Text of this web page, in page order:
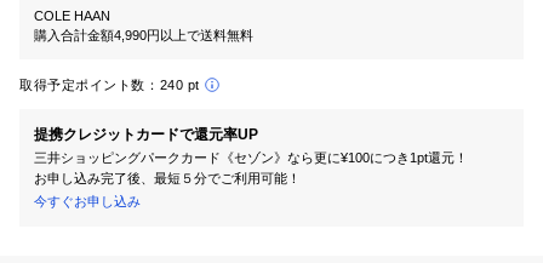
COLE HAAN
購入合計金額4,990円以上で送料無料
取得予定ポイント数： 240 pt
提携クレジットカードで還元率UP
三井ショッピングパークカード《セゾン》なら更に¥100につき1pt還元！
お申し込み完了後、最短５分でご利用可能！
今すぐお申し込み